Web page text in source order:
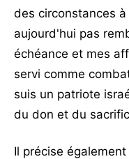
des circonstances
aujourd'hui pas
échéance et mes
servi comme
suis un patriote
du don et du
Il précise